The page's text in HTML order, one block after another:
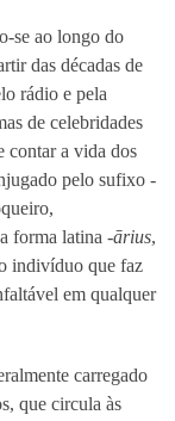
se ao longo do
das décadas de
rádio e pela
de celebridades
contar a vida dos
pelo sufixo -
forma latina -ārius,
indivíduo que faz
em qualquer
carregado
que circula às